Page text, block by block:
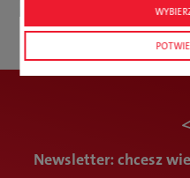
Twój
+48 61
Newsletter: chcesz